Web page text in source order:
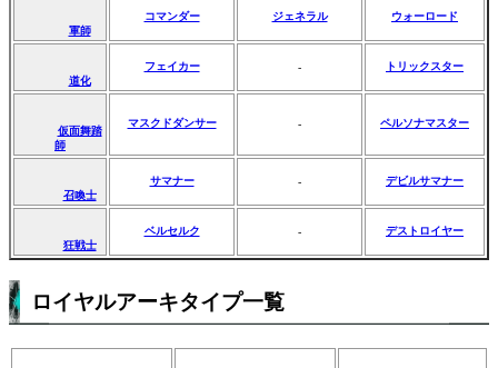
軍師
コマンダー ジェネラル ウォーロード
道化
フェイカー - トリックスター
仮面舞踏
師
マスクドダンサー - ペルソナマスター
召喚士
サマナー - デビルサマナー
狂戦士
ベルセルク - デストロイヤー
ロイヤルアーキタイプ一覧